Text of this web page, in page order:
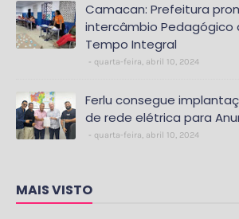
Camacan: Prefeitura
intercâmbio Pedagógico
Tempo Integral
quarta-feira, abril 10, 2024
Ferlu consegue
de rede elétrica para
quarta-feira, abril 10, 2024
MAIS VISTO